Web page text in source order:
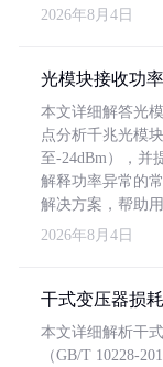
2026年8月4日
光模块接收功
本文详细解答光
点分析千兆光模
至-24dBm），并
解释功率异常的
解决方案，帮助
2026年8月4日
干式变压器损
本文详细解析干
（GB/T 10228-